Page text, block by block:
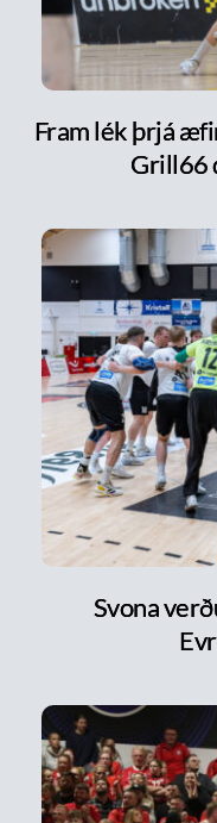
Fram lék þrjá
Grill66
Svona